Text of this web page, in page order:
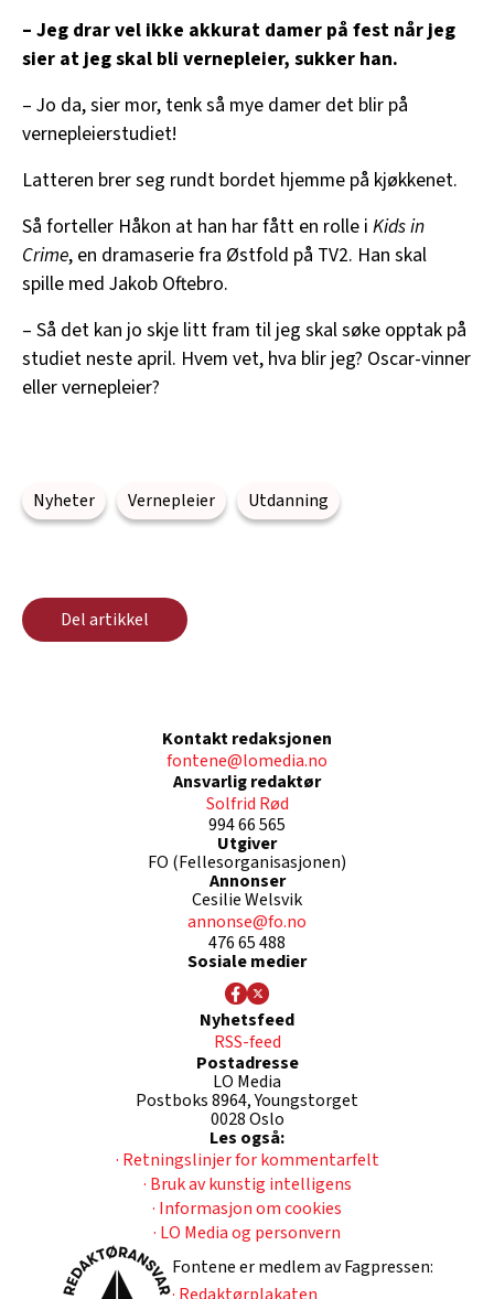
– Jeg drar vel ikke akkurat damer på fest når jeg
sier at jeg skal bli vernepleier, sukker han.
– Jo da, sier mor, tenk så mye damer det blir på
vernepleierstudiet!
Latteren brer seg rundt bordet hjemme på kjøkkenet.
Så forteller Håkon at han har fått en rolle i Kids in
Crime, en dramaserie fra Østfold på TV2. Han skal
spille med Jakob Oftebro.
– Så det kan jo skje litt fram til jeg skal søke opptak på
studiet neste april. Hvem vet, hva blir jeg? Oscar-vinner
eller vernepleier?
Nyheter Vernepleier Utdanning
Del artikkel
Kontakt redaksjonen
fontene@lomedia.no
Ansvarlig redaktør
Solfrid Rød
994 66 565
Utgiver
FO (Fellesorganisasjonen)
Annonser
Cesilie Welsvik
annonse@fo.no
476 65 488
Sosiale medier
Nyhetsfeed
RSS-feed
Postadresse
LO Media
Postboks 8964, Youngstorget
0028 Oslo
Les også:
· Retningslinjer for kommentarfelt
· Bruk av kunstig intelligens
· Informasjon om cookies
· LO Media og personvern
Fontene er medlem av Fagpressen: